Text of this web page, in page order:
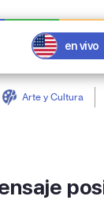
en vivo
Arte y Cultura